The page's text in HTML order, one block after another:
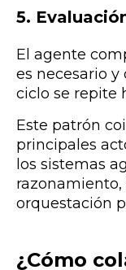
5.
El agente c
es necesario y
ciclo se repite
Este patrón
principales
los sistemas
orquestación
¿Cómo